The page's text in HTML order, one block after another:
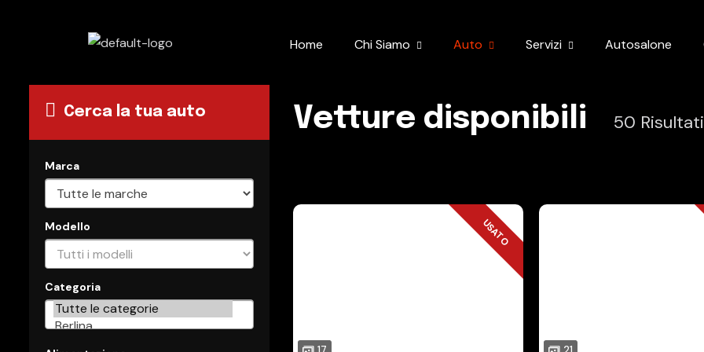
Home Chi Siamo Auto Servizi Autosalone
Vetture disponibili 50 Risultati
USATO
USATO
Cerca la tua auto
Marca
Modello
Categoria